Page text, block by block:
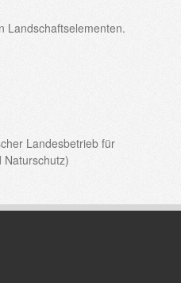
Landschaftselementen.
Landesbetrieb für
Naturschutz)